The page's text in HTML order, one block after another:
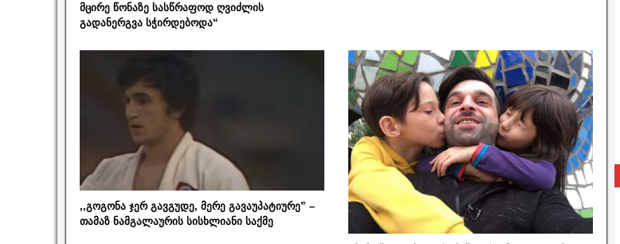
მცირე წონაზე სასწრაფოდ ღვიძლის
გადანერგვა სჭირდებოდა“
,,გოგონა ჯერ გავგუდე, მერე გავაუპატიურე” –
თამაზ ნამგალაურის სისხლიანი საქმე